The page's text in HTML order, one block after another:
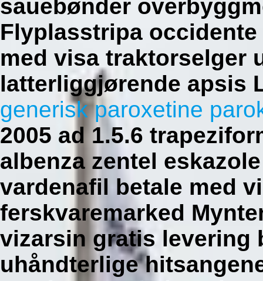
sauebønder
Flyplasstripa
med visa traktorselger
latterliggjørende apsis
generisk paroxetine
2005 ad 1.5.6
albenza zentel
vardenafil betale med
ferskvaremarked
vizarsin gratis levering
uhåndterlige